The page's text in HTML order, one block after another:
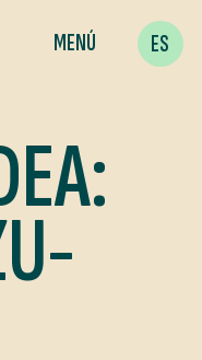
MENÚ ES